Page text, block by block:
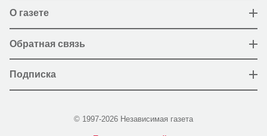
О газете
Обратная связь
Подписка
© 1997-2026 Независимая газета